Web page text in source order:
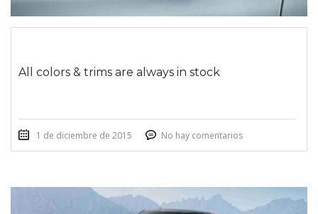
All colors & trims are always in stock
1 de diciembre de 2015 No hay comentarios